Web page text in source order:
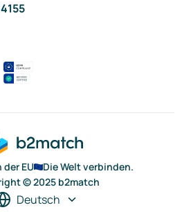
EU
Die Welt verbinden.
© 2025 b2match
Deutsch